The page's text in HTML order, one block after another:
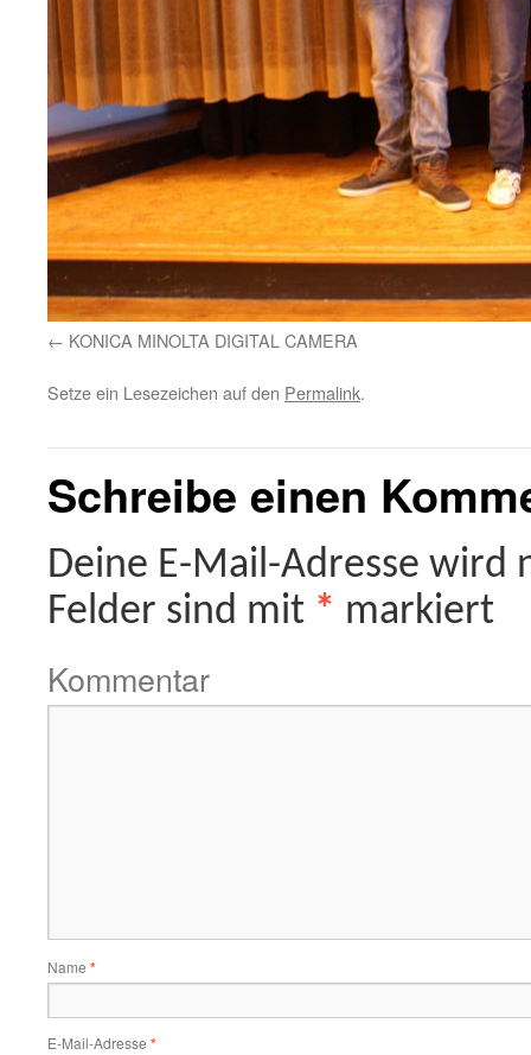
KONICA MINOLTA DIGITAL CAMERA
Setze ein Lesezeichen auf den Permalink.
Schreibe einen
Deine E-Mail-Adresse
Felder sind mit * markiert
Kommentar
Name *
E-Mail-Adresse *